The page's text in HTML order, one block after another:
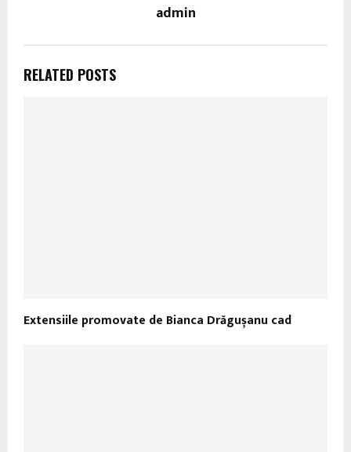
admin
RELATED POSTS
Extensiile promovate de Bianca Drăgușanu cad